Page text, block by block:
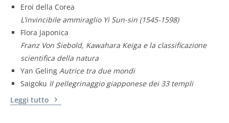
Eroi della Corea
L’invincibile ammiraglio Yi Sun-sin (1545-1598)
Flora Japonica
Franz Von Siebold, Kawahara Keiga e la classificazione
scientifica della natura
Yan Geling Autrice tra due mondi
Saigoku Il pellegrinaggio giapponese dei 33 templi
Leggi tutto